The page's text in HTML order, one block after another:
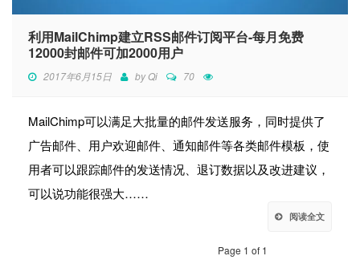
利用MailChimp建立RSS邮件订阅平台-每月免费
12000封邮件可加2000用户
2017年6月15日 byQi 70
MailChimp可以满足大批量的邮件发送服务，同时提供了
广告邮件、用户欢迎邮件、通知邮件等各类邮件模板，使
用者可以跟踪邮件的发送情况、退订数据以及改进建议，
可以说功能很强大……
阅读全文
Page 1 of 1